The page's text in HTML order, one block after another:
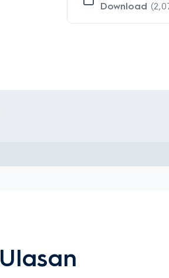
Download
Ulasan